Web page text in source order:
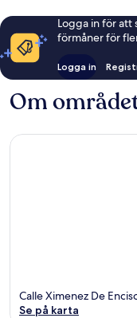
Logga in för att
förmåner för
Logga in
Om
Calle Ximenez De
Se på karta